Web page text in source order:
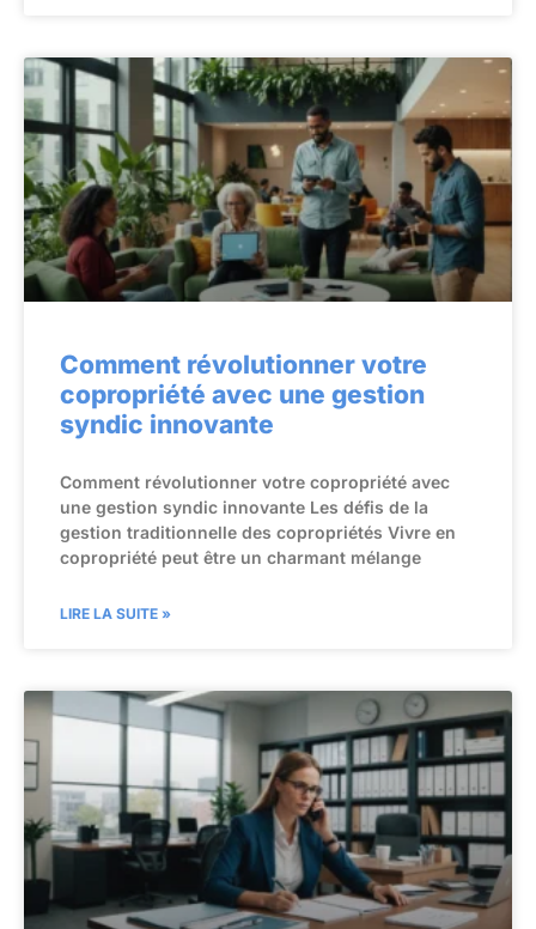
Comment révolutionner votre
copropriété avec une gestion
syndic innovante
Comment révolutionner votre copropriété avec
une gestion syndic innovante Les défis de la
gestion traditionnelle des copropriétés Vivre en
copropriété peut être un charmant mélange
LIRE LA SUITE »